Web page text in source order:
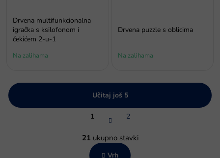
Drvena multifunkcionalna
igračka s ksilofonom i
čekićem 2‑u‑1
Na zalihama
Drvena puzzle s oblicima
Na zalihama
o
Učitaj još 5
P
a
i
n
a
1 2
21 ukupno stavki
Vrh